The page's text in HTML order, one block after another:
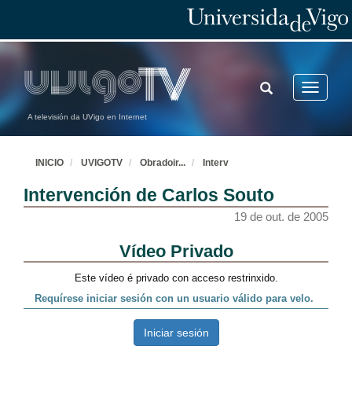
A televisión da UVigo en Internet
Toggle
TOGGLE
SEARCH
INICIO UVIGOTV Obradoir... Interv
Intervención de Carlos Souto
19 de out. de 2005